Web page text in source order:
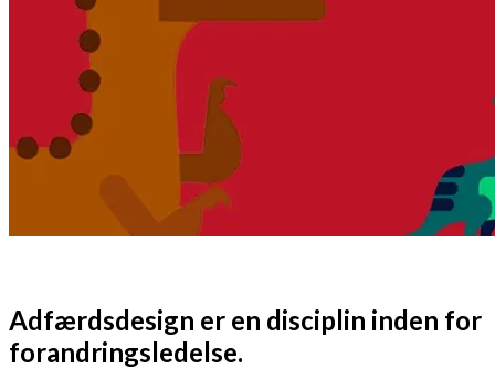
Adfærdsdesign er en disciplin inden for
forandringsledelse.